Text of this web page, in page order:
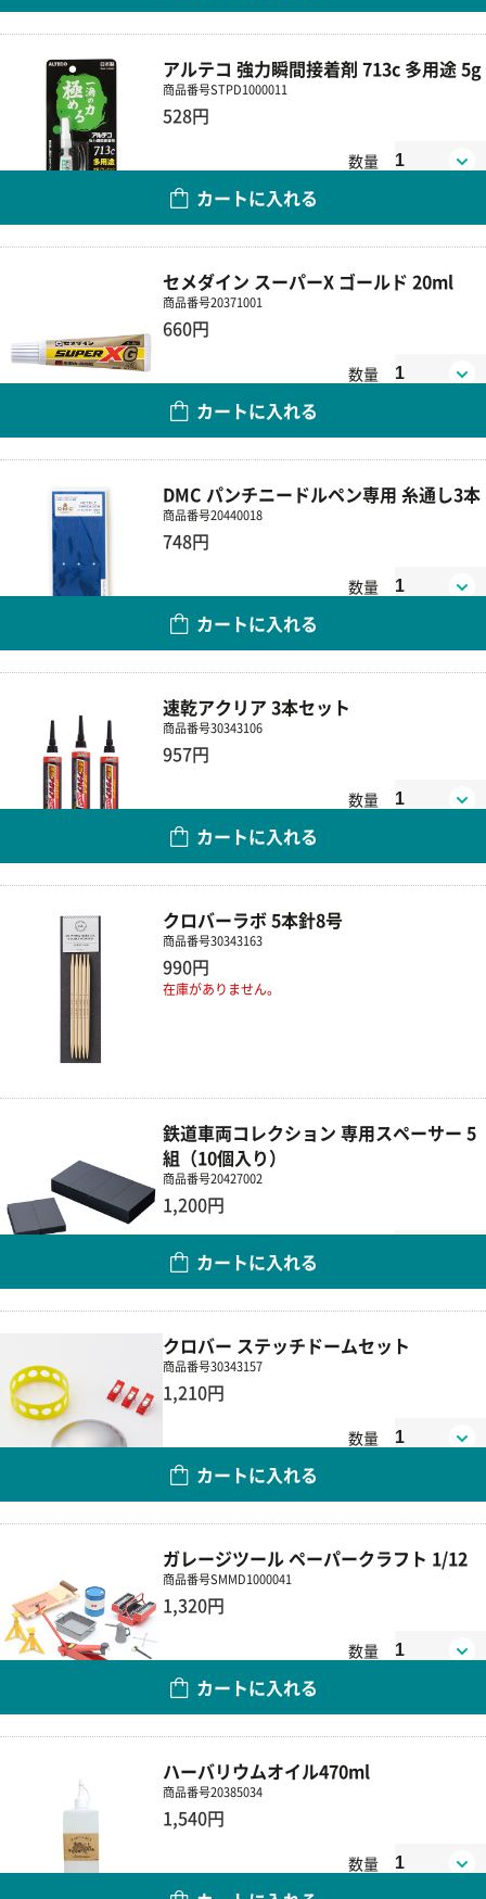
アルテコ 強力瞬間接着剤 713c 多用途 5g
商品番号STPD1000011
528円
数量
カートに入れる
セメダイン スーパーX ゴールド 20ml
商品番号20371001
660円
数量
カートに入れる
DMC パンチニードルペン専用 糸通し3本
商品番号20440018
748円
数量
カートに入れる
速乾アクリア 3本セット
商品番号30343106
957円
数量
カートに入れる
クロバーラボ 5本針8号
商品番号30343163
990円
在庫がありません。
鉄道車両コレクション 専用スペーサー 5
組（10個入り）
商品番号20427002
1,200円
カートに入れる
クロバー ステッチドームセット
商品番号30343157
1,210円
数量
カートに入れる
ガレージツール ペーパークラフト 1/12
商品番号SMMD1000041
1,320円
数量
カートに入れる
ハーバリウムオイル470ml
商品番号20385034
1,540円
数量